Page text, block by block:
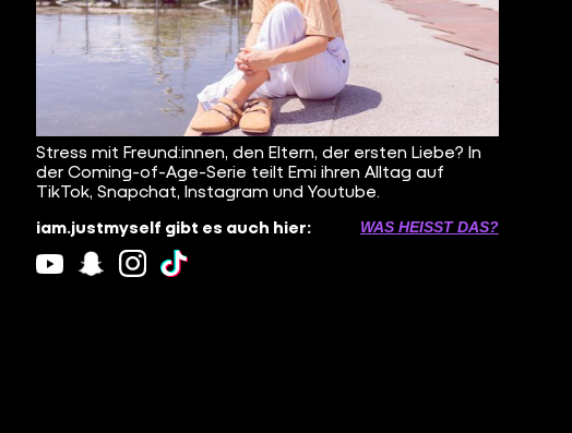
Stress mit Freund:innen, den Eltern, der ersten Liebe? In
der Coming-of-Age-Serie teilt Emi ihren Alltag auf
TikTok, Snapchat, Instagram und Youtube.
iam.justmyself gibt es auch hier:
WAS HEISST DAS?